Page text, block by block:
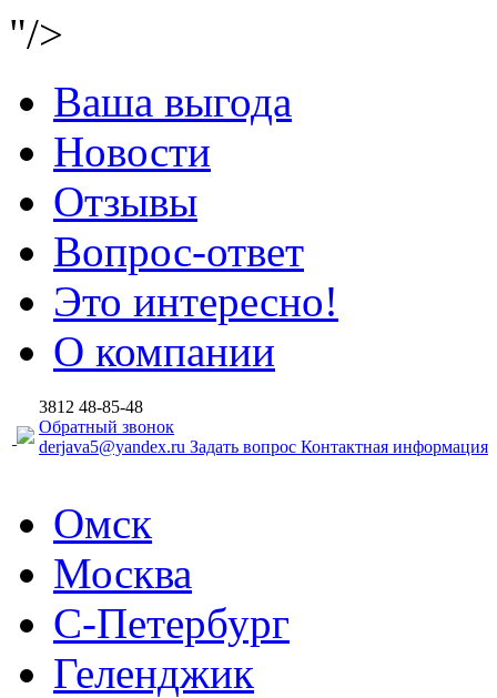
"/>
Ваша выгода
Новости
Отзывы
Вопрос-ответ
Это интересно!
О компании
3812 48-85-48
Обратный звонок
derjava5@yandex.ru Задать вопрос Контактная информация
Омск
Москва
С-Петербург
Геленджик